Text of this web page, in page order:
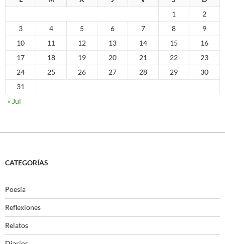
1
2
3
4 5 6 7 8
9
10
11 12 13 14 15
16
17
18 19 20 21 22
23
24
25 26 27 28 29
30
31
« Jul
CATEGORÍAS
Poesía
Reflexiones
Relatos